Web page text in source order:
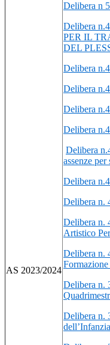
AS 2023/2024
Delibera n
Delibera
PER IL
DEL
Delibera
Delibera
Delibera
Delibera
Delibera
assenze
Delibera
Delibera n.
Delibera n.
Artistico
Delibera n.
Delibera n.
Delibera n.
dell’Infanzia